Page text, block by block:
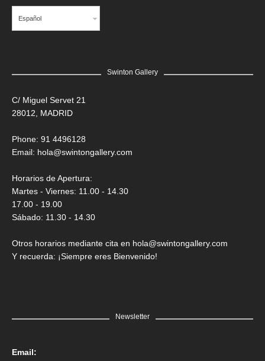
Español
Swinton Gallery
C/ Miguel Servet 21
28012, MADRID
Phone: 91 4496128
Email: hola@swintongallery.com
Horarios de Apertura:
Martes - Viernes: 11.00 - 14.30
17.00 - 19.00
Sábado: 11.30 - 14.30
Otros horarios mediante cita en hola@swintongallery.com
Y recuerda: ¡Siempre eres Bienvenido!
Newsletter
Email: